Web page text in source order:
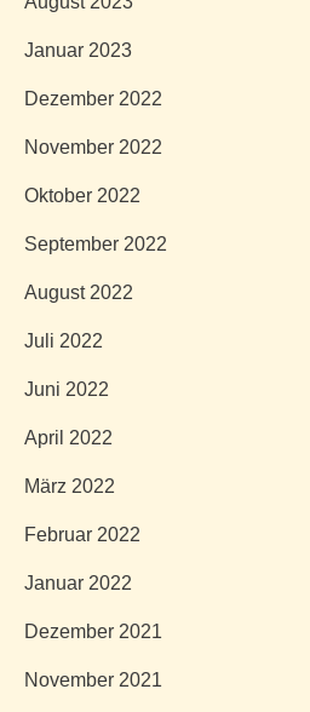
Januar 2023
Dezember 2022
November 2022
Oktober 2022
September 2022
August 2022
Juli 2022
Juni 2022
April 2022
März 2022
Februar 2022
Januar 2022
Dezember 2021
November 2021